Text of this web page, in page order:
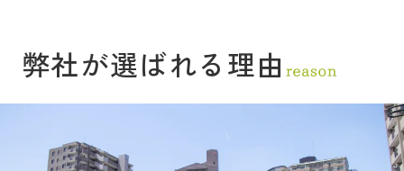
弊社が選ばれる理由